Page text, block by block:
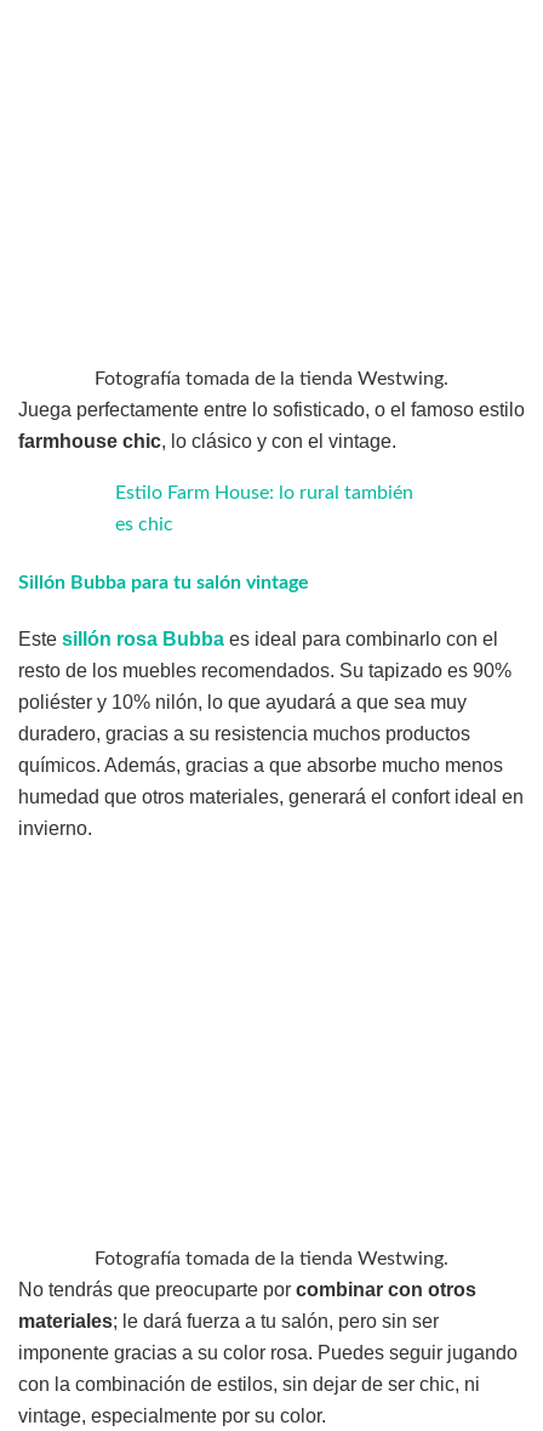
Fotografía tomada de la tienda Westwing.
Juega perfectamente entre lo sofisticado, o el famoso estilo
farmhouse chic, lo clásico y con el vintage.
Estilo Farm House: lo rural también
es chic
Sillón Bubba para tu salón vintage
Este sillón rosa Bubba es ideal para combinarlo con el
resto de los muebles recomendados. Su tapizado es 90%
poliéster y 10% nilón, lo que ayudará a que sea muy
duradero, gracias a su resistencia muchos productos
químicos. Además, gracias a que absorbe mucho menos
humedad que otros materiales, generará el confort ideal en
invierno.
Fotografía tomada de la tienda Westwing.
No tendrás que preocuparte por combinar con otros
materiales; le dará fuerza a tu salón, pero sin ser
imponente gracias a su color rosa. Puedes seguir jugando
con la combinación de estilos, sin dejar de ser chic, ni
vintage, especialmente por su color.